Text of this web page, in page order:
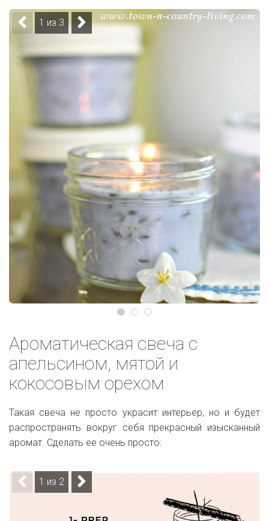
1 из 3
Ароматическая свеча с
апельсином, мятой и
кокосовым орехом
Такая свеча не просто украсит интерьер, но и будет
распространять вокруг себя прекрасный изысканный
аромат. Сделать ее очень просто:
1 из 2